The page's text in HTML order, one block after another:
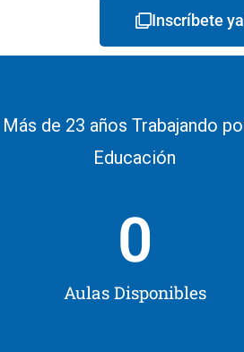
Inscríbete
Más de 23 años Trabajando
Educación
Aulas Disponibles
0